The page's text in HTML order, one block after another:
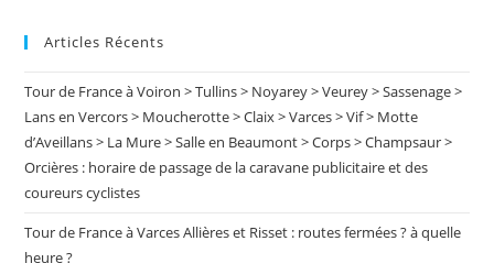
Grenoble
Articles Récents
Tour de France à Voiron > Tullins > Noyarey > Veurey > Sassenage >
Lans en Vercors > Moucherotte > Claix > Varces > Vif > Motte
d’Aveillans > La Mure > Salle en Beaumont > Corps > Champsaur >
Orcières : horaire de passage de la caravane publicitaire et des
coureurs cyclistes
Tour de France à Varces Allières et Risset : routes fermées ? à quelle
heure ?